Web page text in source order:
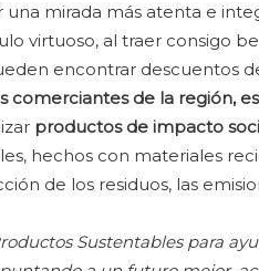
mirada más atenta e
virtuoso, al traer consigo
encontrar descuentos
comerciantes de la región,
productos de impacto
hechos con materiales
de los residuos, las
Sustentables para